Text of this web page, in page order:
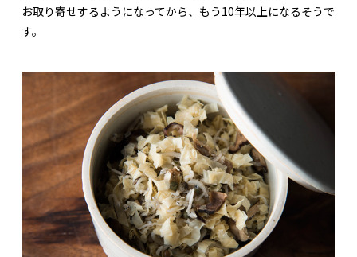
お取り寄せするようになってから、もう10年以上になるそうで
す。